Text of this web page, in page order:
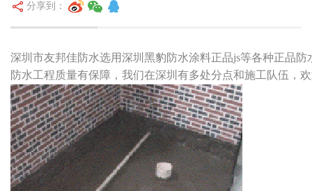
分享到：
深圳市友邦佳防水选用深圳黑豹防水涂料正品js等各种正品
防水工程质量有保障，我们在深圳有多处分点和施工队伍，